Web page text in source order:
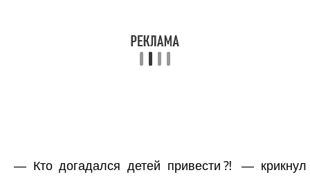
— Кто догадался детей привести⁈ — крикнул